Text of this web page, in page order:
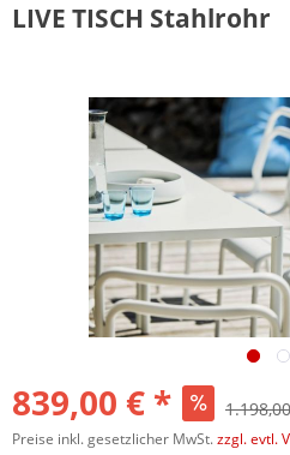
LIVE TISCH Stahlrohr
839,00 € *
Preise inkl. gesetzlicher MwSt.zzgl. evtl.